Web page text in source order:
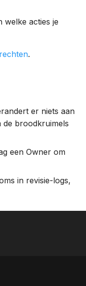
welke acties je
.
er niets aan
de broodkruimels
een Owner om
in revisie-logs,